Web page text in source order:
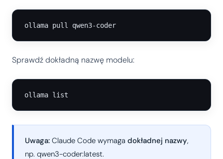
Sprawdź dokładną nazwę modelu:
Uwaga: Claude Code wymaga dokładnej nazwy,
np. qwen3-coder:latest.